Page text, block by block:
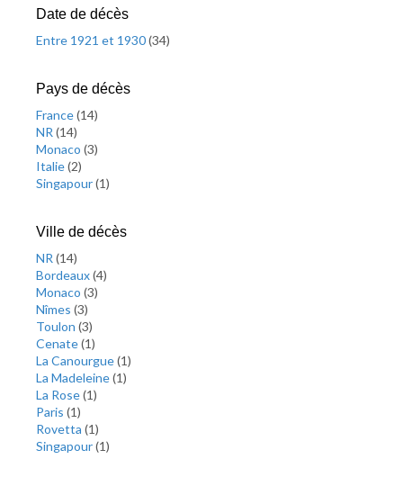
Date de décès
Entre 1921 et 1930(34)
Pays de décès
France(14)
NR (14)
Monaco (3)
Italie(2)
Singapour(1)
Ville de décès
NR (14)
Bordeaux(4)
Monaco (3)
Nîmes (3)
Toulon (3)
Cenate(1)
La Canourgue(1)
La Madeleine(1)
La Rose(1)
Paris (1)
Rovetta (1)
Singapour(1)